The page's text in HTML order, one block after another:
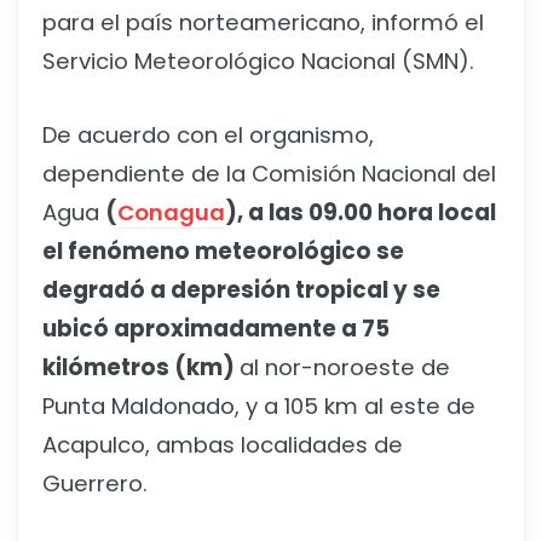
para el país norteamericano, informó el
Servicio Meteorológico Nacional (SMN).
De acuerdo con el organismo,
dependiente de la Comisión Nacional del
Agua (Conagua), a las 09.00 hora local
el fenómeno meteorológico se
degradó a depresión tropical y se
ubicó aproximadamente a 75
kilómetros (km) al nor-noroeste de
Punta Maldonado, y a 105 km al este de
Acapulco, ambas localidades de
Guerrero.